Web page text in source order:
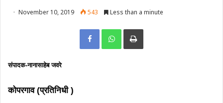
November 10, 2019 543 Less than a minute
Print
संपादक-नानासाहेब जवरे
कोपरगाव (प्रतिनिधी )